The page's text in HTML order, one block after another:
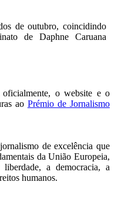
de outubro, coincidindo
de Daphne Caruana
o website e o
ao Prémio de Jornalismo
de excelência que
da União Europeia,
a democracia, a
humanos.